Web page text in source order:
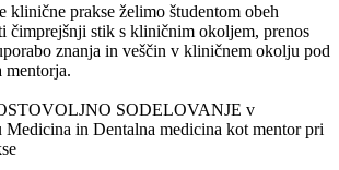
klinične prakse želimo študentom obeh
čimprejšnji stik s kliničnim okoljem, prenos
znanja in veščin v kliničnem okolju pod
mentorja.
SODELOVANJE v
Medicina in Dentalna medicina kot mentor pri